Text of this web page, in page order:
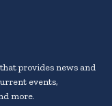
provides news and
events,
more.